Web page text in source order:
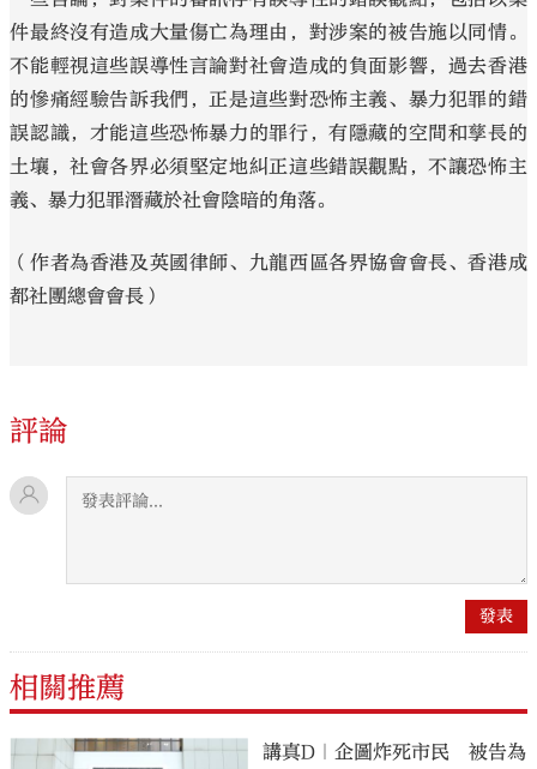
件最終沒有造成大量傷亡為理由，對涉案的被告施以同情。
不能輕視這些誤導性言論對社會造成的負面影響，過去香港
的慘痛經驗告訴我們，正是這些對恐怖主義、暴力犯罪的錯
誤認識，才能這些恐怖暴力的罪行，有隱藏的空間和孳長的
土壤，社會各界必須堅定地糾正這些錯誤觀點，不讓恐怖主
義、暴力犯罪潛藏於社會陰暗的角落。
（作者為香港及英國律師、九龍西區各界協會會長、香港成
都社團總會會長）
評論
相關推薦
講真D｜企圖炸死市民 被告為